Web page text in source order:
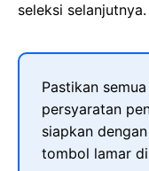
seleksi selanjutnya.
Pastikan
persyaratan
siapkan
tombol lamar